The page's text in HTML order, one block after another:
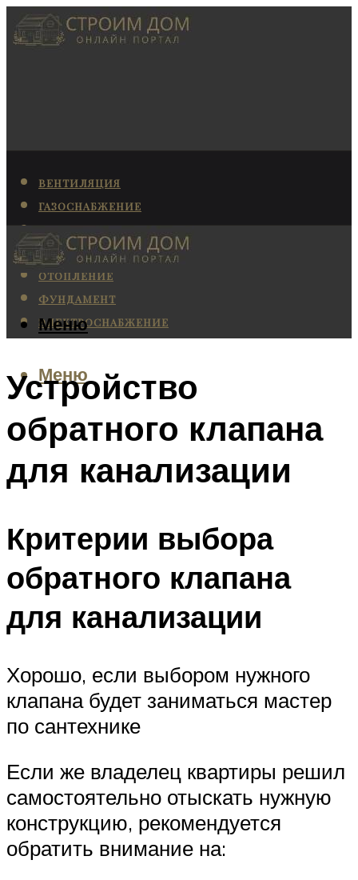
ВЕНТИЛЯЦИЯ
ГАЗОСНАБЖЕНИЕ
КАНАЛИЗАЦИЯ
КОНДИЦИОНИРОВАНИЕ
ОТОПЛЕНИЕ
ФУНДАМЕНТ
ЭЛЕКТРОСНАБЖЕНИЕ
Меню
Меню
Устройство
обратного клапана
для канализации
Критерии выбора
обратного клапана
для канализации
Хорошо, если выбором нужного
клапана будет заниматься мастер
по сантехнике
Если же владелец квартиры решил
самостоятельно отыскать нужную
конструкцию, рекомендуется
обратить внимание на: